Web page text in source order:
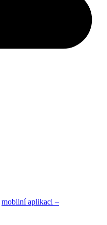
mobilní aplikaci –